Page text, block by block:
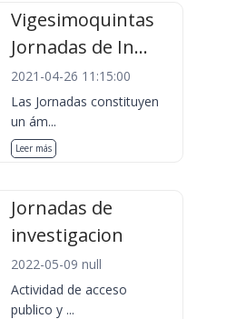
Vigesimoquintas
Jornadas de In...
2021-04-26 11:15:00
Las Jornadas constituyen
un ám...
Leer más
Jornadas de
investigacion
2022-05-09 null
Actividad de acceso
publico y ...